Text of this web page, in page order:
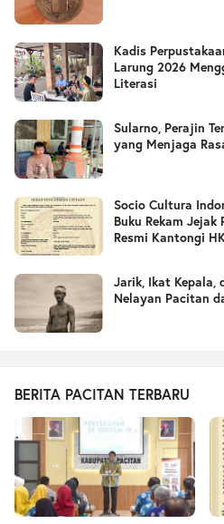
Kadis
Larung 2026
Literasi
Sularno, Perajin
yang Menjaga
Socio Cultura
Buku Rekam
Resmi Kantongi
Jarik, Ikat Kepala,
Nelayan Pacitan
BERITA PACITAN TERBARU